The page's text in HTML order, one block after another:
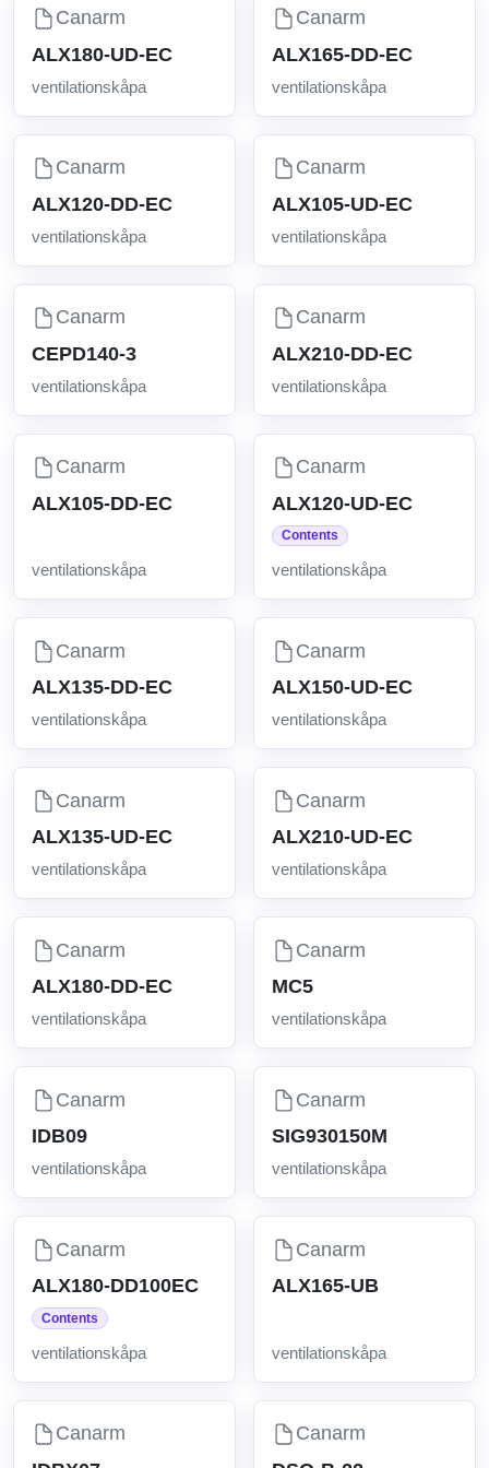
Canarm
ALX180-UD-EC
ventilationskåpa
Canarm
ALX165-DD-EC
ventilationskåpa
Canarm
ALX120-DD-EC
ventilationskåpa
Canarm
ALX105-UD-EC
ventilationskåpa
Canarm
CEPD140-3
ventilationskåpa
Canarm
ALX210-DD-EC
ventilationskåpa
Canarm
ALX105-DD-EC
ventilationskåpa
Canarm
ALX120-UD-EC
Contents
ventilationskåpa
Canarm
ALX135-DD-EC
ventilationskåpa
Canarm
ALX150-UD-EC
ventilationskåpa
Canarm
ALX135-UD-EC
ventilationskåpa
Canarm
ALX210-UD-EC
ventilationskåpa
Canarm
ALX180-DD-EC
ventilationskåpa
Canarm
MC5
ventilationskåpa
Canarm
IDB09
ventilationskåpa
Canarm
SIG930150M
ventilationskåpa
Canarm
ALX180-DD100EC
Contents
ventilationskåpa
Canarm
ALX165-UB
ventilationskåpa
Canarm
Canarm